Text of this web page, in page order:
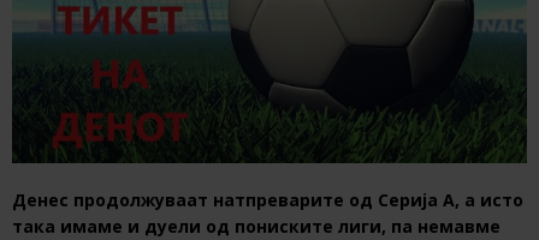
Денес продолжуваат натпреварите од Серија А, а исто
така имаме и дуели од пониските лиги, па немавме